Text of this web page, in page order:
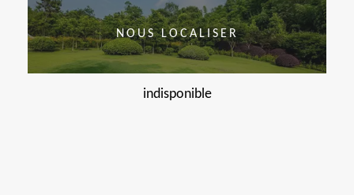
NOUS LOCALISER
indisponible